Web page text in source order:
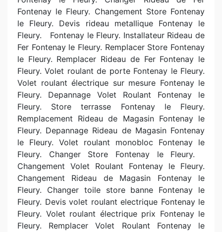
Fontenay le Fleury. Changement Store Fontenay
le Fleury. Devis rideau metallique Fontenay le
Fleury.
Fontenay le Fleury. Installateur Rideau de
Fer Fontenay le Fleury. Remplacer Store Fontenay
le Fleury. Remplacer Rideau de Fer Fontenay le
Fleury. Volet roulant de porte Fontenay le Fleury.
Volet roulant électrique sur mesure Fontenay le
Fleury. Depannage Volet Roulant Fontenay le
Fleury. Store terrasse Fontenay le Fleury.
Remplacement Rideau de Magasin Fontenay le
Fleury. Depannage Rideau de Magasin Fontenay
le Fleury. Volet roulant monobloc Fontenay le
Fleury. Changer Store Fontenay le Fleury.
Changement Volet Roulant Fontenay le Fleury.
Changement Rideau de Magasin Fontenay le
Fleury. Changer toile store banne Fontenay le
Fleury. Devis volet roulant electrique Fontenay le
Fleury. Volet roulant électrique prix Fontenay le
Fleury. Remplacer Volet Roulant Fontenay le